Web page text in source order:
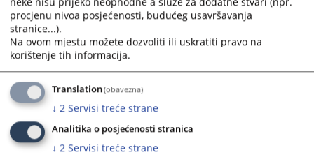
mark
key
to
get
the
keyboard
shortcuts
for
changing
dates.
mark
to
get
the
keyboard
shortcuts
changing
dates.
25.08.2025.
asistent
26.02.2025.
OBJAVLJEN JAVNI OGLAS - viši referent - daktilograf
01.08.2024.
OBJAVLJEN JAVNI OGLAS - viši referent - daktilograf
procjenu nivoa posjećenosti, budućeg usavršavanja
stranice...).
Na ovom mjestu možete dozvoliti ili uskratiti pravo na
korištenje tih informacija.
Translation(obavezna)
↓ 2 Servisi treće strane
Analitika o posjećenosti stranica
↓ 2 Servisi treće strane